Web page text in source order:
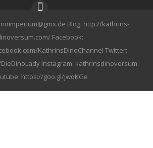
Blog: http://kathrins-
Facebook:
KathrinsDinoChannel Twitter:
Instagram: kathrinsdinoversum
https://goo.gl/jwqKGe